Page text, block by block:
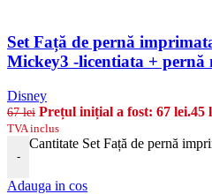
Set Față de pernă
Mickey3 -licentiata + pernă
Disney
67lei Prețul inițial a fost: 67 lei.45
TVA inclus
-
Cantitate Set Față de pernă
Adauga in cos